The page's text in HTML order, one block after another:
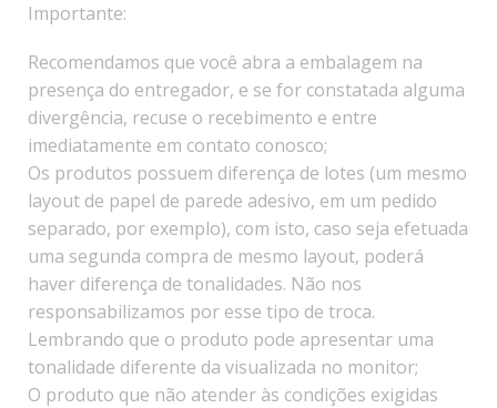
Importante:
Recomendamos que você abra a embalagem na
presença do entregador, e se for constatada alguma
divergência, recuse o recebimento e entre
imediatamente em contato conosco;
Os produtos possuem diferença de lotes (um mesmo
layout de papel de parede adesivo, em um pedido
separado, por exemplo), com isto, caso seja efetuada
uma segunda compra de mesmo layout, poderá
haver diferença de tonalidades. Não nos
responsabilizamos por esse tipo de troca.
Lembrando que o produto pode apresentar uma
tonalidade diferente da visualizada no monitor;
O produto que não atender às condições exigidas